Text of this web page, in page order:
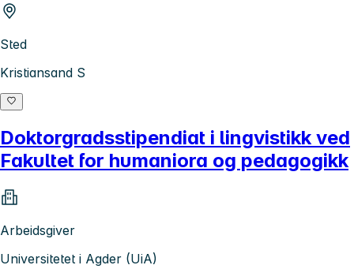
Sted
Kristiansand S
Doktorgradsstipendiat i lingvistikk ved
Fakultet for humaniora og pedagogikk
Arbeidsgiver
Universitetet i Agder (UiA)